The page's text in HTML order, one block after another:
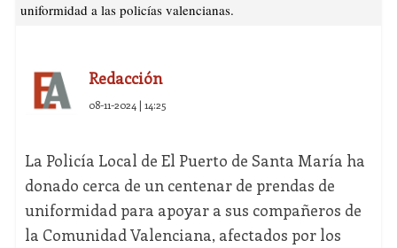
uniformidad a las policías valencianas.
Redacción
08-11-2024 | 14:25
La Policía Local de El Puerto de Santa María ha
donado cerca de un centenar de prendas de
uniformidad para apoyar a sus compañeros de
la Comunidad Valenciana, afectados por los